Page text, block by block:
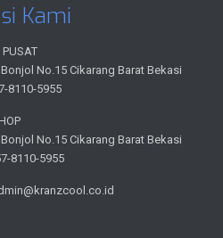
Kami
No.15 Cikarang Barat Bekasi
8110-5955
No.15 Cikarang Barat Bekasi
8110-5955